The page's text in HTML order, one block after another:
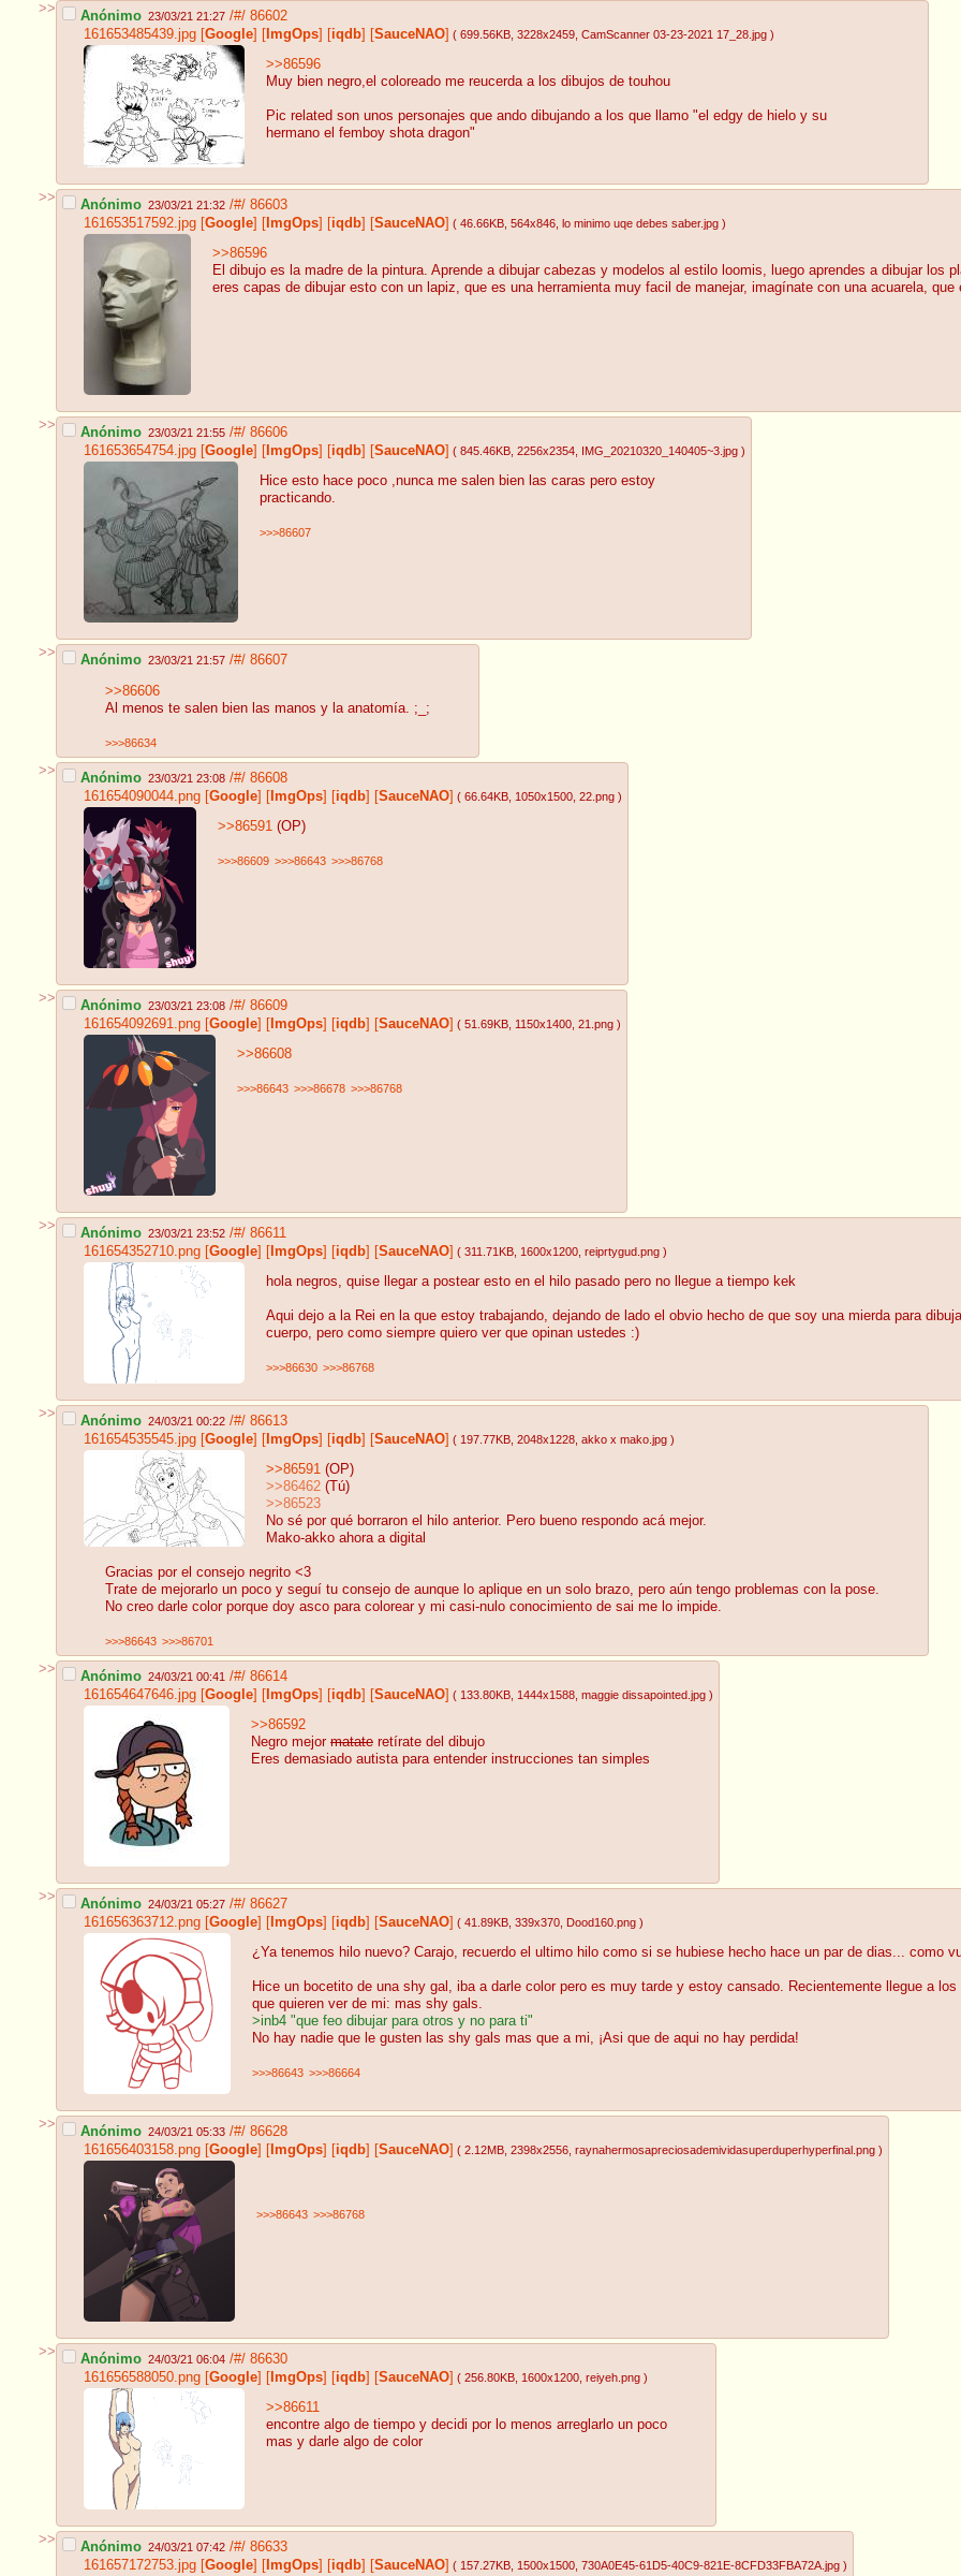
>> Anónimo 23/03/21 21:27 /#/ 86602
161653485439.jpg [Google] [ ImgOps] [iqdb] [SauceNAO] ( 699.56KB , 3228x2459 , CamScanner 03-23-2021 17_28.jpg )
>>86596
Muy bien negro,el coloreado me reucerda a los dibujos de touhou
Pic related son unos personajes que ando dibujando a los que llamo "el edgy de hielo y su
hermano el femboy shota dragon"
>> Anónimo 23/03/21 21:32 /#/ 86603
161653517592.jpg [Google] [ ImgOps] [iqdb] [SauceNAO] ( 46.66KB , 564x846 , lo minimo uqe debes saber.jpg )
>>86596
El dibujo es la madre de la pintura. Aprende a dibujar cabezas y modelos al estilo loomis, luego aprendes a dibujar los
eres capas de dibujar esto con un lapiz, que es una herramienta muy facil de manejar, imagínate con una acuarela, que
>> Anónimo 23/03/21 21:55 /#/ 86606
161653654754.jpg [Google] [ ImgOps] [iqdb] [SauceNAO] ( 845.46KB , 2256x2354 , IMG_20210320_140405~3.jpg )
Hice esto hace poco ,nunca me salen bien las caras pero estoy
practicando.
>>>86607
>> Anónimo 23/03/21 21:57 /#/ 86607
>>86606
Al menos te salen bien las manos y la anatomía. ;_;
>>>86634
>> Anónimo 23/03/21 23:08 /#/ 86608
161654090044.png [Google] [ ImgOps] [iqdb] [SauceNAO] ( 66.64KB , 1050x1500 , 22.png )
>>86591 (OP)
>>>86609 >>>86643 >>>86768
>> Anónimo 23/03/21 23:08 /#/ 86609
161654092691.png [Google] [ ImgOps] [iqdb] [SauceNAO] ( 51.69KB , 1150x1400 , 21.png )
>>86608
>>>86643 >>>86678 >>>86768
>> Anónimo 23/03/21 23:52 /#/ 86611
161654352710.png [Google] [ ImgOps] [iqdb] [SauceNAO] ( 311.71KB , 1600x1200 , reiprtygud.png )
hola negros, quise llegar a postear esto en el hilo pasado pero no llegue a tiempo kek
Aqui dejo a la Rei en la que estoy trabajando, dejando de lado el obvio hecho de que soy una mierda para
cuerpo, pero como siempre quiero ver que opinan ustedes :)
>>>86630 >>>86768
>> Anónimo 24/03/21 00:22 /#/ 86613
161654535545.jpg [Google] [ ImgOps] [iqdb] [SauceNAO] ( 197.77KB , 2048x1228 , akko x mako.jpg )
>>86591 (OP)
>>86462 (Tú)
>>86523
No sé por qué borraron el hilo anterior. Pero bueno respondo acá mejor.
Mako-akko ahora a digital
Gracias por el consejo negrito <3
Trate de mejorarlo un poco y seguí tu consejo de aunque lo aplique en un solo brazo, pero aún tengo problemas con la pose.
No creo darle color porque doy asco para colorear y mi casi-nulo conocimiento de sai me lo impide.
>>>86643 >>>86701
>> Anónimo 24/03/21 00:41 /#/ 86614
161654647646.jpg [Google] [ ImgOps] [iqdb] [SauceNAO] ( 133.80KB , 1444x1588 , maggie dissapointed.jpg )
>>86592
Negro mejor matate retírate del dibujo
Eres demasiado autista para entender instrucciones tan simples
>> Anónimo 24/03/21 05:27 /#/ 86627
161656363712.png [Google] [ ImgOps] [iqdb] [SauceNAO] ( 41.89KB , 339x370 , Dood160.png )
¿Ya tenemos hilo nuevo? Carajo, recuerdo el ultimo hilo como si se hubiese hecho hace un par de dias... como
Hice un bocetito de una shy gal, iba a darle color pero es muy tarde y estoy cansado. Recientemente llegue a
que quieren ver de mi: mas shy gals.
>inb4 "que feo dibujar para otros y no para ti"
No hay nadie que le gusten las shy gals mas que a mi, ¡Asi que de aqui no hay perdida!
>>>86643 >>>86664
>> Anónimo 24/03/21 05:33 /#/ 86628
161656403158.png [Google] [ ImgOps] [iqdb] [SauceNAO] ( 2.12MB , 2398x2556 , raynahermosapreciosademividasuperduperhyperfinal.png )
>>>86643 >>>86768
>> Anónimo 24/03/21 06:04 /#/ 86630
161656588050.png [Google] [ ImgOps] [iqdb] [SauceNAO] ( 256.80KB , 1600x1200 , reiyeh.png )
>>86611
encontre algo de tiempo y decidi por lo menos arreglarlo un poco
mas y darle algo de color
>> Anónimo 24/03/21 07:42 /#/ 86633
161657172753.jpg [Google] [ ImgOps] [iqdb] [SauceNAO] ( 157.27KB , 1500x1500 , 730A0E45-61D5-40C9-821E-8CFD33FBA72A.jpg )